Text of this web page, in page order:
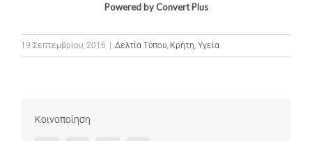
Powered by Convert Plus
19 Σεπτεμβρίου, 2016 | Δελτία Τύπου Κρήτη Υγεία
Κοινοποίηση